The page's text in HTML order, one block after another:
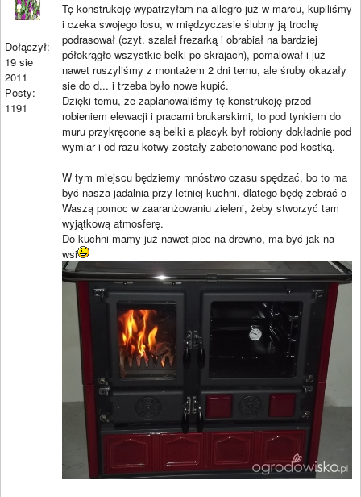
Dołączył:
19 sie
2011
Posty:
1191
Tę konstrukcję wypatrzyłam na allegro już w marcu, kupiliśmy
i czeka swojego losu, w międzyczasie ślubny ją trochę
podrasował (czyt. szalał frezarką i obrabiał na bardziej
półokrągło wszystkie belki po skrajach), pomalował i już
nawet ruszyliśmy z montażem 2 dni temu, ale śruby okazały
sie do d... i trzeba było nowe kupić.
Dzięki temu, że zaplanowaliśmy tę konstrukcję przed
robieniem elewacji i pracami brukarskimi, to pod tynkiem do
muru przykręcone są belki a placyk był robiony dokładnie pod
wymiar i od razu kotwy zostały zabetonowane pod kostką.
W tym miejscu będziemy mnóstwo czasu spędzać, bo to ma
być nasza jadalnia przy letniej kuchni, dlatego będę żebrać o
Waszą pomoc w zaaranżowaniu zieleni, żeby stworzyć tam
wyjątkową atmosferę.
Do kuchni mamy już nawet piec na drewno, ma być jak na
wsi